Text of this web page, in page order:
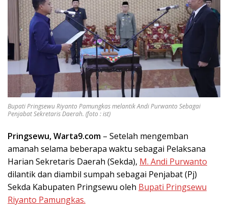
Bupati Pringsewu Riyanto Pamungkas melantik Andi Purwanto Sebagai
Penjabat Sekretaris Daerah. (foto : ist)
Pringsewu, Warta9.com – Setelah mengemban
amanah selama beberapa waktu sebagai Pelaksana
Harian Sekretaris Daerah (Sekda), M. Andi Purwanto
dilantik dan diambil sumpah sebagai Penjabat (Pj)
Sekda Kabupaten Pringsewu oleh Bupati Pringsewu
Riyanto Pamungkas.